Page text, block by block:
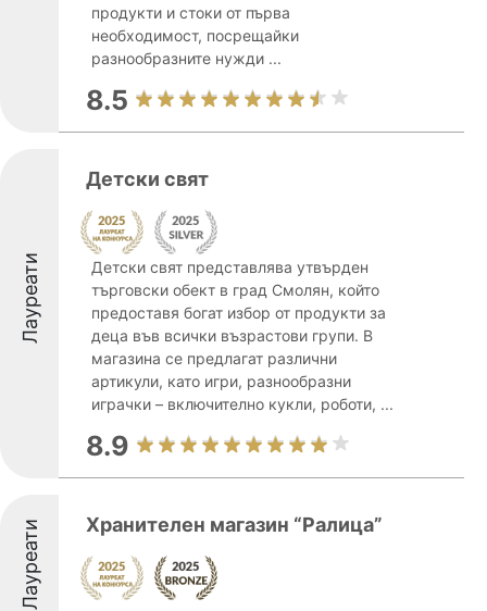
продукти и стоки от първа
необходимост, посрещайки
разнообразните нужди ...
8.5
Лауреати
Детски свят
Детски свят представлява утвърден
търговски обект в град Смолян, който
предоставя богат избор от продукти за
деца във всички възрастови групи. В
магазина се предлагат различни
артикули, като игри, разнообразни
играчки – включително кукли, роботи, ...
8.9
Лауреати Хранителен магазин “Ралица”